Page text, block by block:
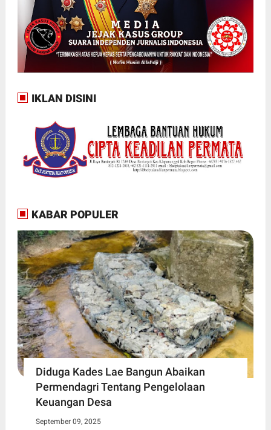
IKLAN DISINI
KABAR POPULER
Diduga Kades Lae Bangun Abaikan
Permendagri Tentang Pengelolaan
Keuangan Desa
September 09, 2025